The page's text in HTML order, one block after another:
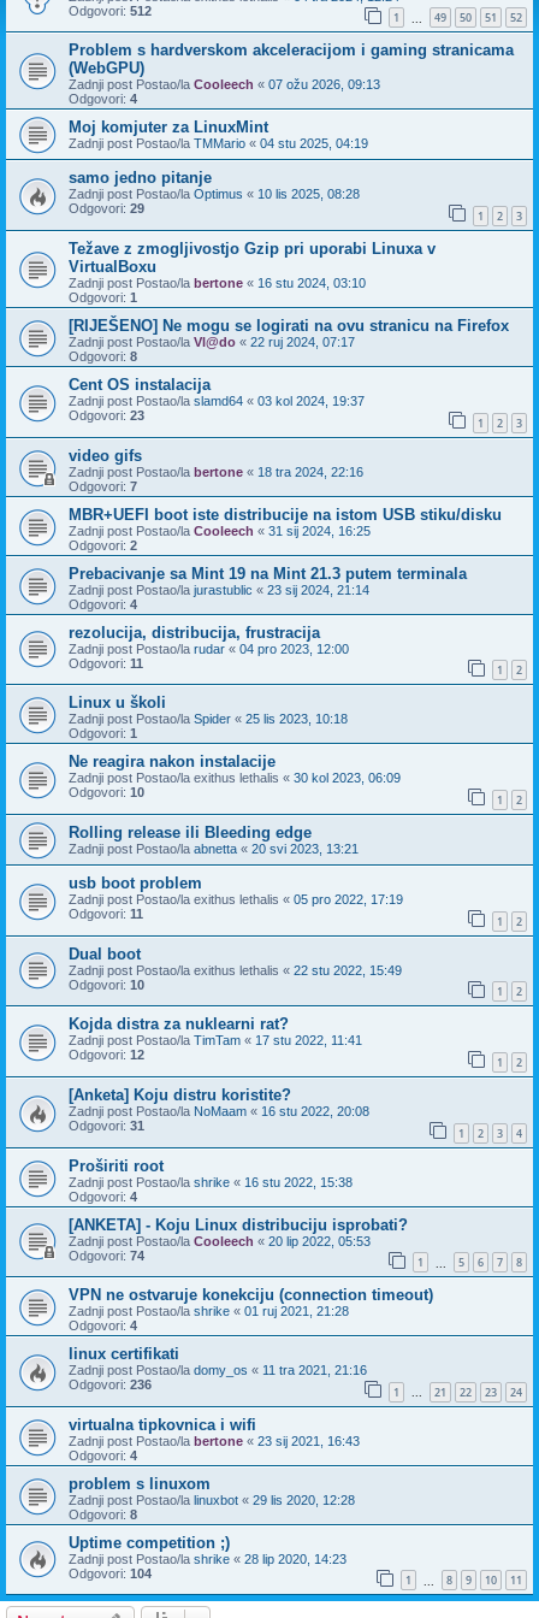
Odgovori: 512 1 49 50 51 52
Problem s hardverskom akceleracijom i gaming stranicama
(WebGPU)
Zadnji post Postao/la Cooleech « 07 ožu 2026, 09:13
Odgovori: 4
Moj komjuter za LinuxMint
Zadnji post Postao/la TMMario « 04 stu 2025, 04:19
samo jedno pitanje
Zadnji post Postao/la Optimus « 10 lis 2025, 08:28
Odgovori: 29 1 2 3
Težave z zmogljivostjo Gzip pri uporabi Linuxa v
VirtualBoxu
Zadnji post Postao/la bertone « 16 stu 2024, 03:10
Odgovori: 1
[RIJEŠENO] Ne mogu se logirati na ovu stranicu na Firefox
Zadnji post Postao/la Vl@do « 22 ruj 2024, 07:17
Odgovori: 8
Cent OS instalacija
Zadnji post Postao/la slamd64 « 03 kol 2024, 19:37
Odgovori: 23 1 2 3
video gifs
Zadnji post Postao/la bertone « 18 tra 2024, 22:16
Odgovori: 7
MBR+UEFI boot iste distribucije na istom USB stiku/disku
Zadnji post Postao/la Cooleech « 31 sij 2024, 16:25
Odgovori: 2
Prebacivanje sa Mint 19 na Mint 21.3 putem terminala
Zadnji post Postao/la jurastublic « 23 sij 2024, 21:14
Odgovori: 4
rezolucija, distribucija, frustracija
Zadnji post Postao/la rudar « 04 pro 2023, 12:00
Odgovori: 11 1 2
Linux u školi
Zadnji post Postao/la Spider « 25 lis 2023, 10:18
Odgovori: 1
Ne reagira nakon instalacije
Zadnji post Postao/la exithus lethalis « 30 kol 2023, 06:09
Odgovori: 10 1 2
Rolling release ili Bleeding edge
Zadnji post Postao/la abnetta « 20 svi 2023, 13:21
usb boot problem
Zadnji post Postao/la exithus lethalis « 05 pro 2022, 17:19
Odgovori: 11 1 2
Dual boot
Zadnji post Postao/la exithus lethalis « 22 stu 2022, 15:49
Odgovori: 10 1 2
Kojda distra za nuklearni rat?
Zadnji post Postao/la TimTam « 17 stu 2022, 11:41
Odgovori: 12 1 2
[Anketa] Koju distru koristite?
Zadnji post Postao/la NoMaam « 16 stu 2022, 20:08
Odgovori: 31 1 2 3 4
Proširiti root
Zadnji post Postao/la shrike « 16 stu 2022, 15:38
Odgovori: 4
[ANKETA] - Koju Linux distribuciju isprobati?
Zadnji post Postao/la Cooleech « 20 lip 2022, 05:53
Odgovori: 74 1 5 6 7 8
VPN ne ostvaruje konekciju (connection timeout)
Zadnji post Postao/la shrike « 01 ruj 2021, 21:28
Odgovori: 4
linux certifikati
Zadnji post Postao/la domy_os « 11 tra 2021, 21:16
Odgovori: 236 1 ... 21 22 23 24
virtualna tipkovnica i wifi
Zadnji post Postao/la bertone « 23 sij 2021, 16:43
Odgovori: 4
problem s linuxom
Zadnji post Postao/la linuxbot « 29 lis 2020, 12:28
Odgovori: 8
Uptime competition ;)
Zadnji post Postao/la shrike « 28 lip 2020, 14:23
Odgovori: 104 1 8 9 10 11